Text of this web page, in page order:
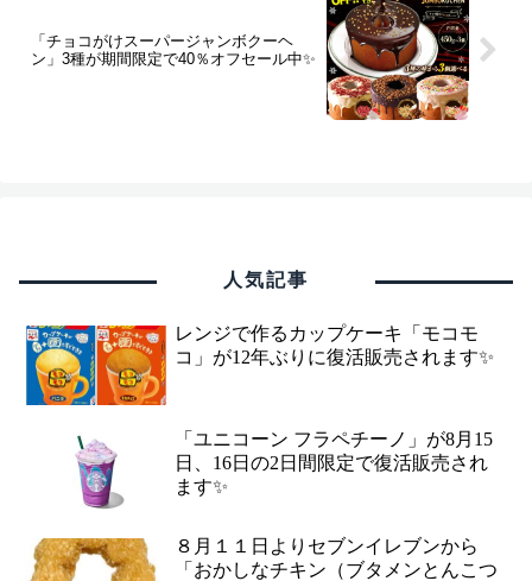
「チョコがけスーパージャンボクーヘ
ン」3種が期間限定で40％オフセール中✨
人気記事
レンジで作るカップケーキ「モコモ
コ」が12年ぶりに復活販売されます✨
「ユニコーン フラペチーノ」が8月15
日、16日の2日間限定で復活販売され
ます✨
８月１１日よりセブンイレブンから
「おかしなチキン（ブタメンとんこつ